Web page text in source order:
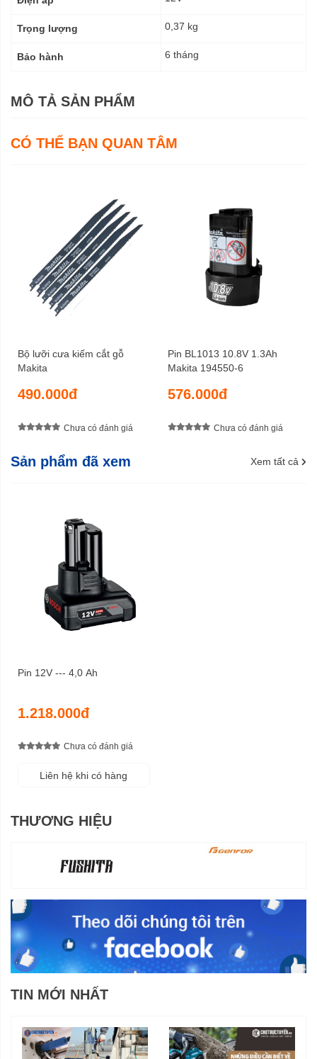
Trọng lượng 0,37 kg
Bảo hành 6 tháng
MÔ TẢ SẢN PHẨM
CÓ THỂ BẠN QUAN TÂM
Bộ lưỡi cưa kiếm cắt gỗ
Makita
490.000đ
Chưa có đánh giá
Pin BL1013 10.8V 1.3Ah
Makita 194550-6
576.000đ
Chưa có đánh giá
Sản phẩm đã xem Xem tất cả
Pin 12V --- 4,0 Ah
1.218.000đ
Chưa có đánh giá
Liên hệ khi có hàng
THƯƠNG HIỆU
TIN MỚI NHẤT